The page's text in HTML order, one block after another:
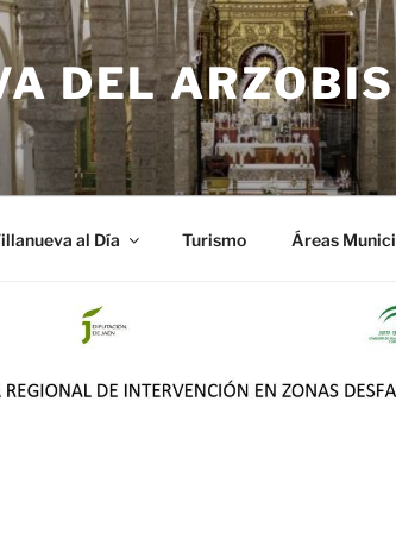
DEL
al Día Turismo Áreas